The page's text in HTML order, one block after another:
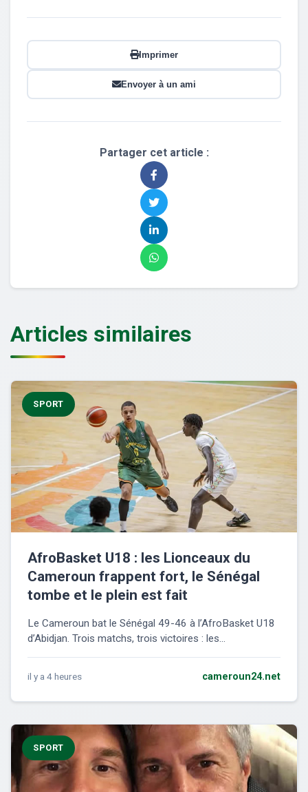
Imprimer
Envoyer à un ami
Partager cet article :
Articles similaires
SPORT
AfroBasket U18 : les Lionceaux du
Cameroun frappent fort, le Sénégal
tombe et le plein est fait
Le Cameroun bat le Sénégal 49-46 à l’AfroBasket U18
d’Abidjan. Trois matchs, trois victoires : les...
il y a 4 heures cameroun24.net
SPORT